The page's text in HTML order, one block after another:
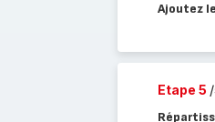
Ajoutez
Etape 5